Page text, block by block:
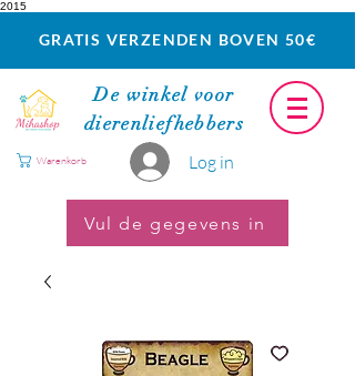
2015
GRATIS VERZENDEN BOVEN 50€
De winkel voor
dierenliefhebbers
Log in
Warenkorb
Vul de gegevens in